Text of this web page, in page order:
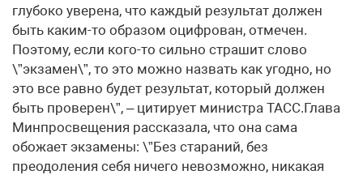
глубоко уверена, что каждый результат должен
быть каким-то образом оцифрован, отмечен.
Поэтому, если кого-то сильно страшит слово
\”экзамен\”, то это можно назвать как угодно, но
это все равно будет результат, который должен
быть проверен\”, – цитирует министра ТАСС.Глава
Минпросвещения рассказала, что она сама
обожает экзамены: \”Без стараний, без
преодоления себя ничего невозможно, никакая